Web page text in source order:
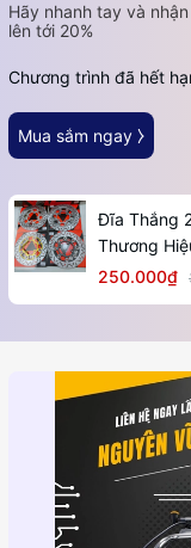
Hãy nhanh tay và
lên tới 20%
Chương trình đã hết
Mua sắm ngay ⧽
Đĩa Thắng
Thương
250.000₫